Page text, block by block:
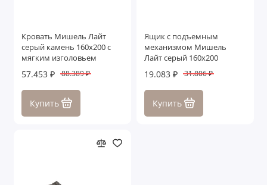
Кровать Мишель Лайт
серый камень 160х200 с
мягким изголовьем
57.453 ₽ 88.389 ₽
Купить
Ящик с подъемным
механизмом Мишель
Лайт серый 160х200
19.083 ₽ 31.806 ₽
Купить